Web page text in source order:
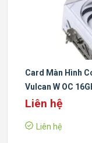
Card Màn Hình
Vulcan W OC
Liên hệ
Liên hệ